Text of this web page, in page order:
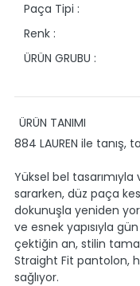
Paça Tipi :
Renk :
ÜRÜN GRUBU :
ÜRÜN TANIMI
884 LAUREN ile tanış,
Yüksel bel
sararken, düz paça
dokunuşla yeniden
ve esnek yapısıyla
çektiğin an, stilin
Straight Fit pantolon,
sağlıyor.